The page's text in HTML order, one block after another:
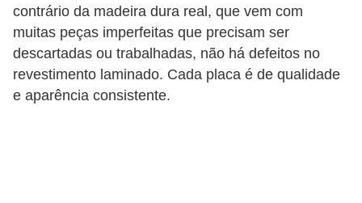
contrário da madeira dura real, que vem com
muitas peças imperfeitas que precisam ser
descartadas ou trabalhadas, não há defeitos no
revestimento laminado. Cada placa é de qualidade
e aparência consistente.